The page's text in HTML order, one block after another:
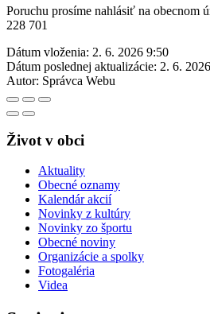
Poruchu prosíme nahlásiť na obecnom
228 701
Dátum vloženia: 2. 6. 2026 9:50
Dátum poslednej aktualizácie: 2. 6.
Autor: Správca Webu
Život v obci
Aktuality
Obecné oznamy
Kalendár akcií
Novinky z kultúry
Novinky zo športu
Obecné noviny
Organizácie a spolky
Fotogaléria
Videa